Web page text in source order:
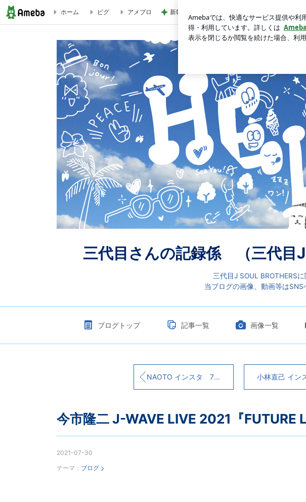
今市隆二 J-WAVE LIVE 2021『FUTURE LOVERS』動画 | 三代目さんの記録係 （
ホーム ピグ アメブロ 新幹線ホームに登場した限定スタンプ
三代目さんの記録係 （三代目J
三代目J SOUL BROTHERS
当ブログの画像、動画等は
ブログトップ 記事一覧 画像一覧
NAOTO インスタ 7/31から『STUDIO SEVEN☓SOLSO PARK』POPUP
今市隆二 J-WAVE LIVE 2021『FUTURE
2021-07-30
テーマ： ブログ